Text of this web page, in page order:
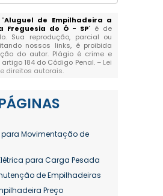
Aluguel de Empilhadeira a
Freguesia do Ó - SP" é de
Sua reprodução, parcial ou
nossos links, é proibida
do autor. Plágio é crime e
184 do Código Penal. – Lei
direitos autorais.
Movimentação de
para Carga Pesada
de Empilhadeiras
Preço